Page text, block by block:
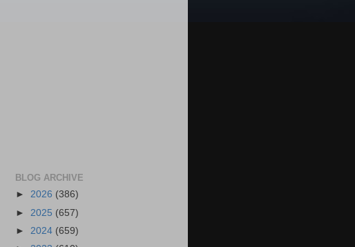
BLOG ARCHIVE
► 2026 (386)
► 2025 (657)
► 2024 (659)